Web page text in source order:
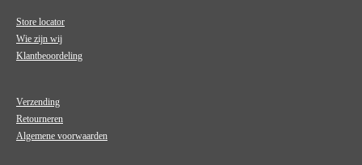
Store locator
Wie zijn wij
Klantbeoordeling
Verzending
Retourneren
Algemene voorwaarden